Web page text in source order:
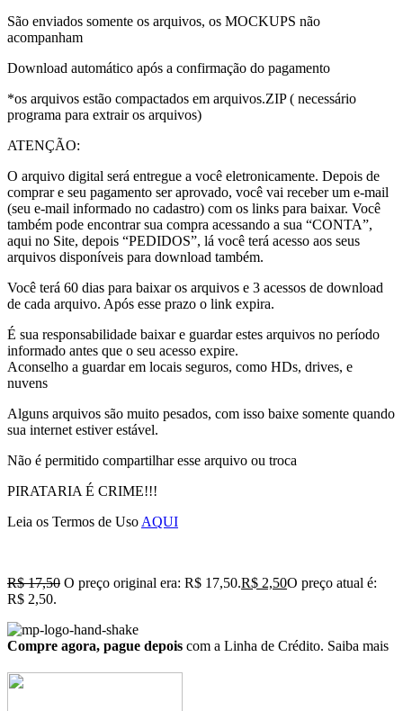
São enviados somente os arquivos, os MOCKUPS não
acompanham
Download automático após a confirmação do pagamento
*os arquivos estão compactados em arquivos.ZIP ( necessário
programa para extrair os arquivos)
ATENÇÃO:
O arquivo digital será entregue a você eletronicamente. Depois de
comprar e seu pagamento ser aprovado, você vai receber um e-mail
(seu e-mail informado no cadastro) com os links para baixar. Você
também pode encontrar sua compra acessando a sua “CONTA”,
aqui no Site, depois “PEDIDOS”, lá você terá acesso aos seus
arquivos disponíveis para download também.
Você terá 60 dias para baixar os arquivos e 3 acessos de download
de cada arquivo. Após esse prazo o link expira.
É sua responsabilidade baixar e guardar estes arquivos no período
informado antes que o seu acesso expire.
Aconselho a guardar em locais seguros, como HDs, drives, e
nuvens
Alguns arquivos são muito pesados, com isso baixe somente quando
sua internet estiver estável.
Não é permitido compartilhar esse arquivo ou troca
PIRATARIA É CRIME!!!
Leia os Termos de Uso AQUI
R$17,50 O preço original era: R$ 17,50.R$ 2,50O preço atual é:
R$ 2,50.
Compre agora, pague depois com a Linha de Crédito. Saiba mais